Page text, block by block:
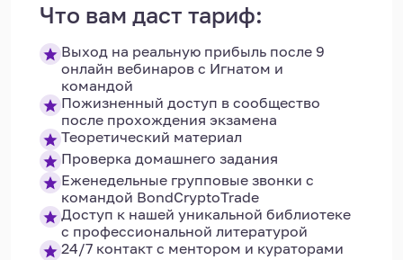
Что вам даст тариф:
Выход на реальную прибыль после 9
онлайн вебинаров с Игнатом и
командой
Пожизненный доступ в сообщество
после прохождения экзамена
Теоретический материал
Проверка домашнего задания
Еженедельные групповые звонки с
командой BondCryptoTrade
Доступ к нашей уникальной библиотеке
с профессиональной литературой
24/7 контакт с ментором и кураторами